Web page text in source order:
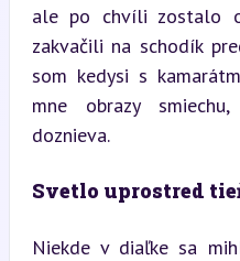
ale po chvíli zostalo
zakvačili na schodík
som kedysi s
mne obrazy
doznieva.
Svetlo uprostred
Niekde v diaľke sa